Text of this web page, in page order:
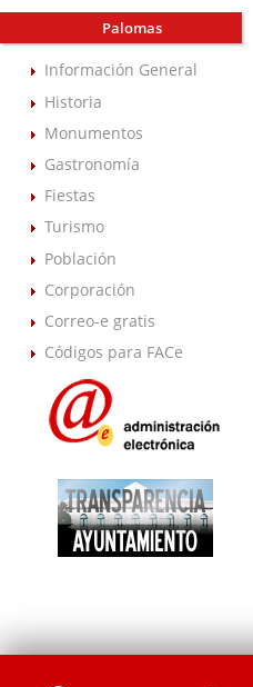
Palomas
Información General
Historia
Monumentos
Gastronomía
Fiestas
Turismo
Población
Corporación
Correo-e gratis
Códigos para FACe